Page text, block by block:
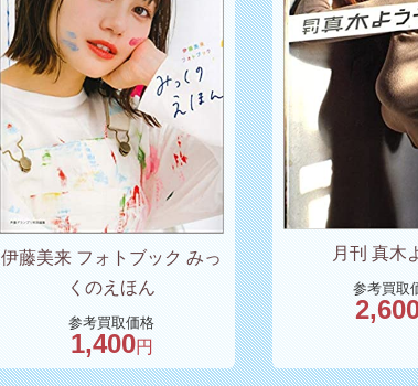
伊藤美来 フォトブック みっ
くのえほん
参考買取価格
1,400円
月刊 真木
参考買取